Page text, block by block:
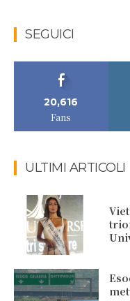
SEGUICI
20,616
Fans
ULTIMI ARTICOLI